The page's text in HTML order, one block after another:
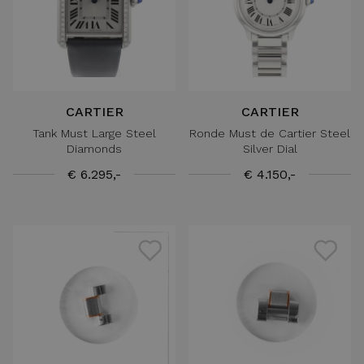
CARTIER
Tank Must Large Steel
Diamonds
€ 6.295,-
CARTIER
Ronde Must de Cartier Steel
Silver Dial
€ 4.150,-